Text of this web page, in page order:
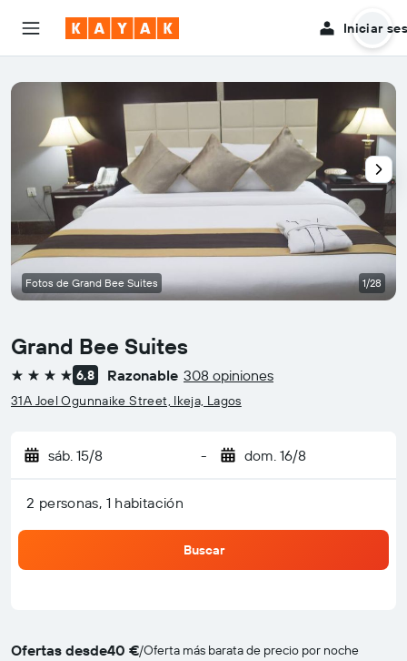
Iniciar
Grand Bee Suites
4 estrellas6,8 Razonable 308 opiniones
31A Joel Ogunnaike Street, Ikeja, Lagos
sáb. 15/8 - dom. 16/8
2 personas, 1 habitación
Buscar
Ofertas desde40 €/Oferta más barata de precio por noche
Fotos de Grand Bee Suites 1/28